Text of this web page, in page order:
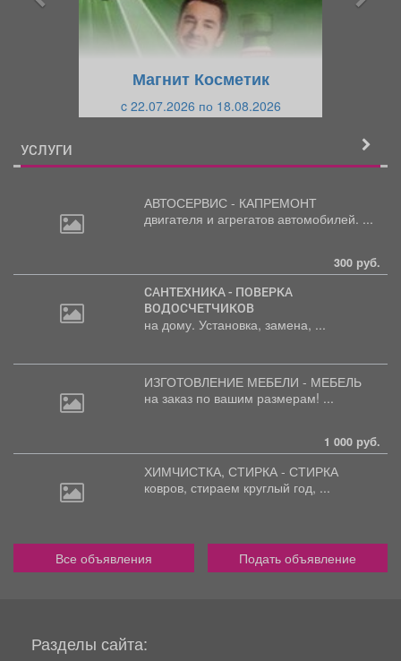
Магнит Косметик
c 22.07.2026 по 18.08.2026
УСЛУГИ
АВТОСЕРВИС - КАПРЕМОНТ
двигателя и агрегатов автомобилей. ...
300 руб.
САНТЕХНИКА - ПОВЕРКА
ВОДОСЧЕТЧИКОВ
на дому. Установка, замена, ...
ИЗГОТОВЛЕНИЕ МЕБЕЛИ - МЕБЕЛЬ
на заказ по вашим размерам! ...
1 000 руб.
ХИМЧИСТКА, СТИРКА - СТИРКА
ковров, стираем круглый год, ...
Все объявления Подать объявление
Разделы сайта: